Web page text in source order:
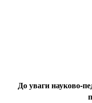
До уваги науково-